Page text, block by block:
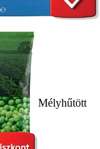
Mélyhűtött